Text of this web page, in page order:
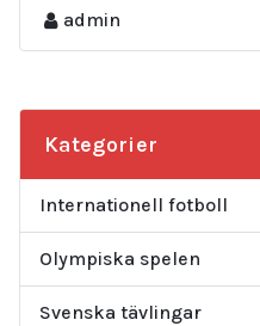
admin
Kategorier
Internationell fotboll
Olympiska spelen
Svenska tävlingar